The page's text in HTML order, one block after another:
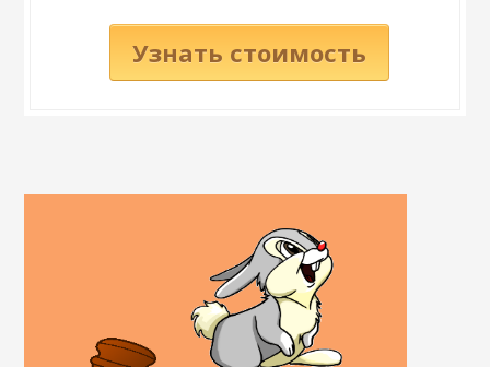
Узнать стоимость